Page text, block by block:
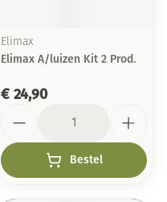
Elimax
Elimax A/luizen Kit 2 Prod.
€ 24,90
Bestel